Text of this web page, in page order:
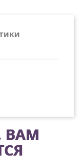
ВАМ